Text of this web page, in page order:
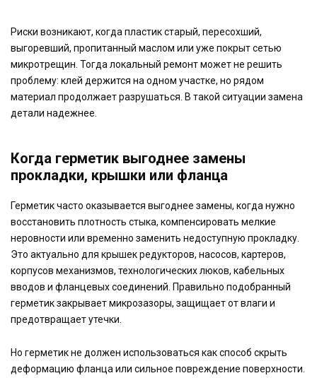
Риски возникают, когда пластик старый, пересохший,
выгоревший, пропитанный маслом или уже покрыт сетью
микротрещин. Тогда локальный ремонт может не решить
проблему: клей держится на одном участке, но рядом
материал продолжает разрушаться. В такой ситуации замена
детали надежнее.
Когда герметик выгоднее замены
прокладки, крышки или фланца
Герметик часто оказывается выгоднее замены, когда нужно
восстановить плотность стыка, компенсировать мелкие
неровности или временно заменить недоступную прокладку.
Это актуально для крышек редукторов, насосов, картеров,
корпусов механизмов, технологических люков, кабельных
вводов и фланцевых соединений. Правильно подобранный
герметик закрывает микрозазоры, защищает от влаги и
предотвращает утечки.
Но герметик не должен использоваться как способ скрыть
деформацию фланца или сильное повреждение поверхности.